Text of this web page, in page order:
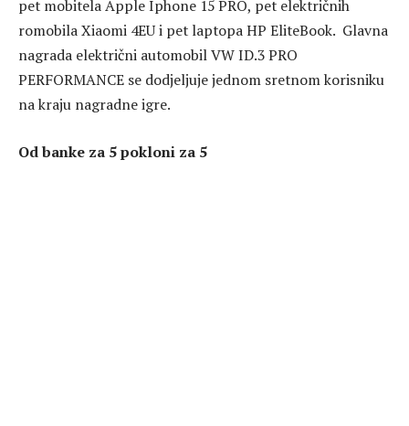
pet mobitela Apple Iphone 15 PRO, pet električnih
romobila Xiaomi 4EU i pet laptopa HP EliteBook. Glavna
nagrada električni automobil VW ID.3 PRO
PERFORMANCE se dodjeljuje jednom sretnom korisniku
na kraju nagradne igre.
Od banke za 5 pokloni za 5